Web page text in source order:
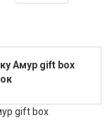
Амур gift box
gift box